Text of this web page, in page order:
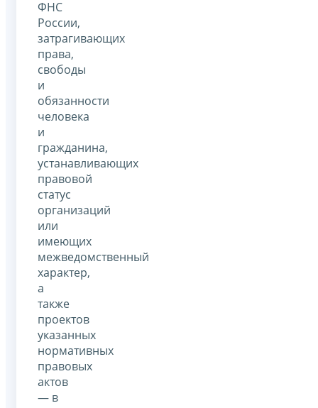
ФНС
России,
затрагивающих
права,
свободы
и
обязанности
человека
и
гражданина,
устанавливающих
правовой
статус
организаций
или
имеющих
межведомственный
характер,
а
также
проектов
указанных
нормативных
правовых
актов
— в